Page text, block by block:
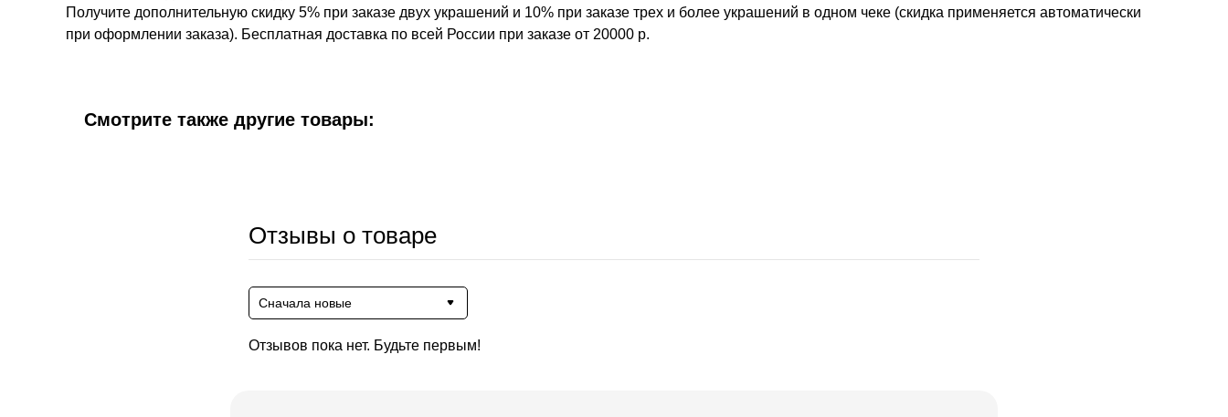
Получите дополнительную скидку 5% при заказе двух украшений и 10% при заказе трех и более украшений в одном чеке (скидка применяется автоматически
при оформлении заказа). Бесплатная доставка по всей России при заказе от 20000 р.
Смотрите также другие товары:
Отзывы о товаре
Сначала новые
Отзывов пока нет. Будьте первым!